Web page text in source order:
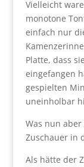
Vielleicht
monotone
einfach nur
Platte, dass
eingefangen
gespielten
uneinholbar
Was nun
Zuschauer in
Als hätte der